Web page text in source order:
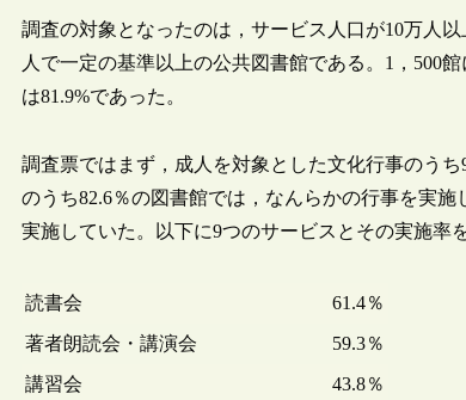
調査の対象となったのは，サービス人口が10万人
人で一定の基準以上の公共図書館である。1，500
は81.9%であった。
調査票ではまず，成人を対象とした文化行事のう
のうち82.6％の図書館では，なんらかの行事を実
実施していた。以下に9つのサービスとその実施率
読書会
61.4％
著者朗読会・講演会
59.3％
講習会
43.8％